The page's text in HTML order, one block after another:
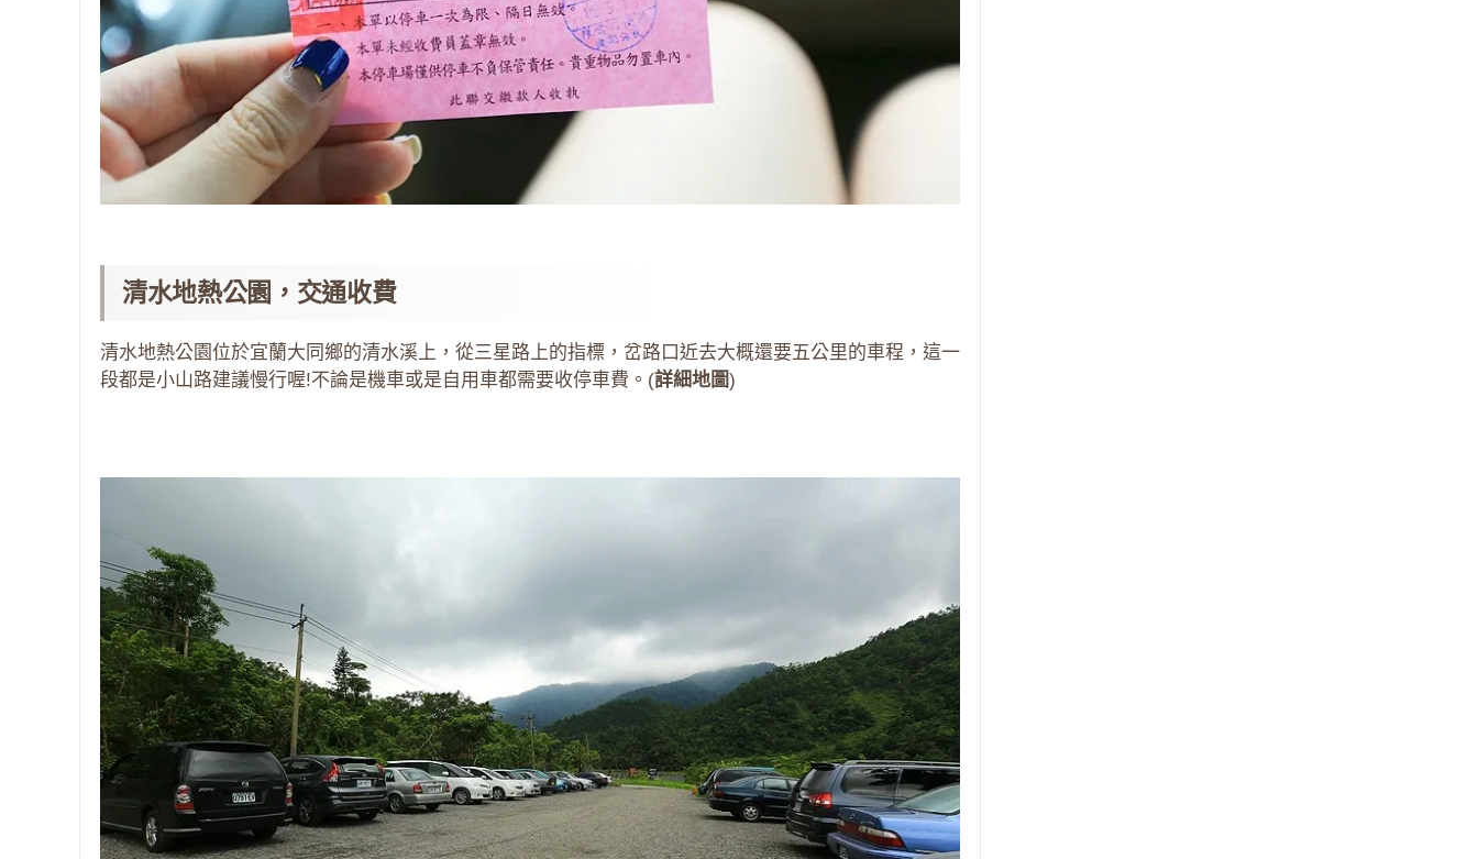
清水地熱公園，交通收費
清水地熱公園位於宜蘭大同鄉的清水溪上，從三星路上的指標，岔路口近去大概還要五公里的車程，這一
段都是小山路建議慢行喔!不論是機車或是自用車都需要收停車費。(詳細地圖)